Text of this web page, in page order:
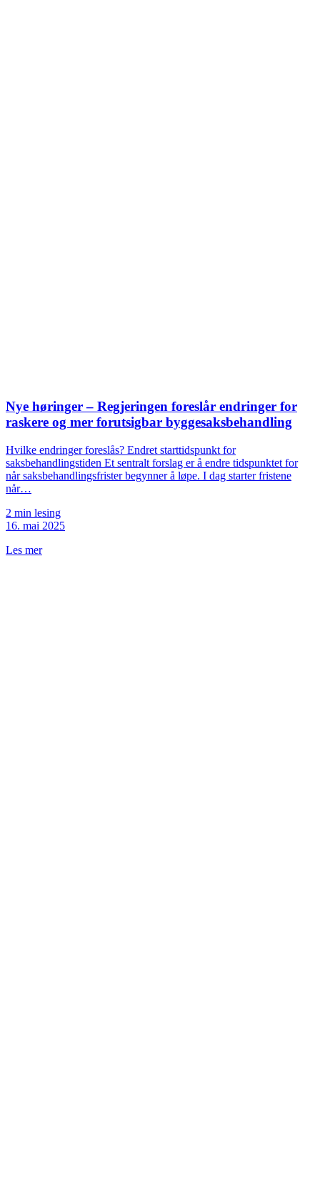
Nye høringer – Regjeringen foreslår endringer for
raskere og mer forutsigbar byggesaksbehandling
Hvilke endringer foreslås? Endret starttidspunkt for
saksbehandlingstiden Et sentralt forslag er å endre tidspunktet for
når saksbehandlingsfrister begynner å løpe. I dag starter fristene
når…
2 min lesing
16. mai 2025
Les mer